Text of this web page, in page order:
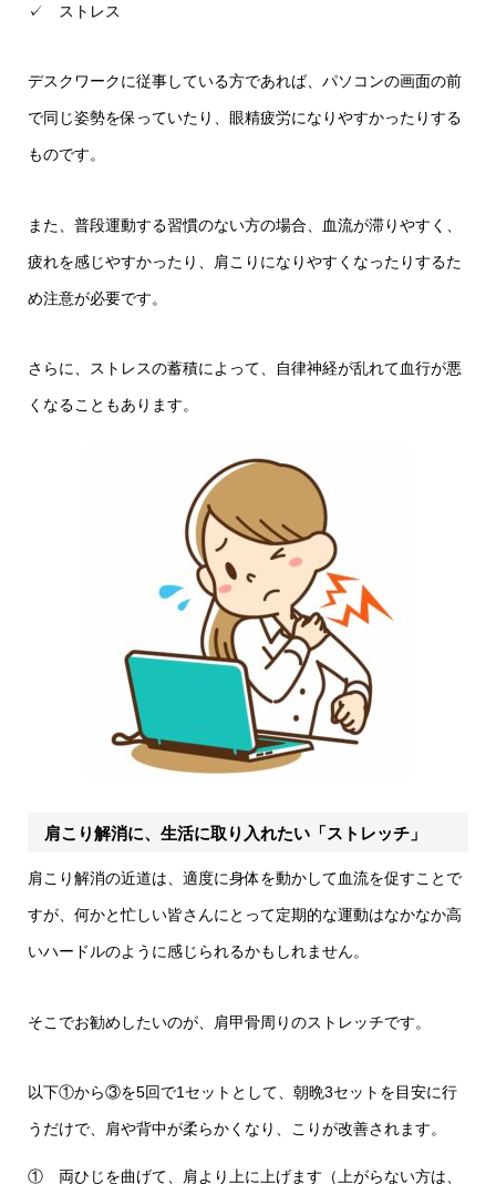
✓ ストレス
デスクワークに従事している方であれば、パソコンの画面の前
で同じ姿勢を保っていたり、眼精疲労になりやすかったりする
ものです。
また、普段運動する習慣のない方の場合、血流が滞りやすく、
疲れを感じやすかったり、肩こりになりやすくなったりするた
め注意が必要です。
さらに、ストレスの蓄積によって、自律神経が乱れて血行が悪
くなることもあります。
肩こり解消に、生活に取り入れたい「ストレッチ」
肩こり解消の近道は、適度に身体を動かして血流を促すことで
すが、何かと忙しい皆さんにとって定期的な運動はなかなか高
いハードルのように感じられるかもしれません。
そこでお勧めしたいのが、肩甲骨周りのストレッチです。
以下①から③を5回で1セットとして、朝晩3セットを目安に行
うだけで、肩や背中が柔らかくなり、こりが改善されます。
① 両ひじを曲げて、肩より上に上げます（上がらない方は、